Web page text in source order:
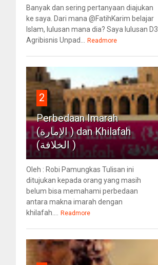
Banyak dan sering pertanyaan diajukan
ke saya. Dari mana @FatihKarim belajar
Islam, lulusan mana dia? Saya lulusan D3
Agribisnis Unpad...
Readmore
2
Perbedaan Imarah
(الإمارة ) dan Khilafah
(الخلافة )
Oleh : Robi Pamungkas Tulisan ini
ditujukan kepada orang yang masih
belum bisa memahami perbedaan
antara makna imarah dengan
khilafah....
Readmore